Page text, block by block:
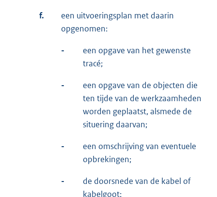
f.
een uitvoeringsplan met daarin
opgenomen:
-
een opgave van het gewenste
tracé;
-
een opgave van de objecten die
ten tijde van de werkzaamheden
worden geplaatst, alsmede de
situering daarvan;
-
een omschrijving van eventuele
opbrekingen;
-
de doorsnede van de kabel of
kabelgoot;